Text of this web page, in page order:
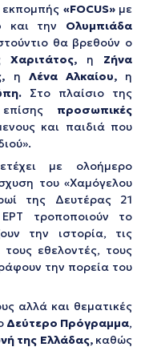
εκπομπής «FΟCUS»με
και την Ολυμπιάδα
θα βρεθούν ο
Χαριτάτος, η Ζήνα
η Λένα Αλκαίου,η
Στο πλαίσιο της
προσωπικές
και παιδιά που
με ολοήμερο
του «Χαμόγελου
της Δευτέρας 21
τροποποιούν το
την ιστορία, τις
εθελοντές, τους
την πορεία του
αλλά και θεματικές
Δεύτερο Πρόγραμμα,
της Ελλάδας, καθώς